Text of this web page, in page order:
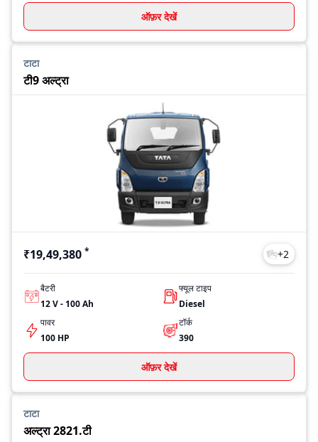
ऑफ़र देखें
टाटा
टी9 अल्ट्रा
₹19,49,380 * +2
बैटरी
12 V - 100 Ah
फ्यूल टाइप
Diesel
पावर
100 HP
टॉर्क
390
ऑफ़र देखें
टाटा
अल्ट्रा 2821.टी